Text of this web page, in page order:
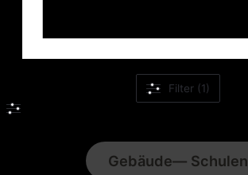
Filter (1)
Gebäude— Schulen